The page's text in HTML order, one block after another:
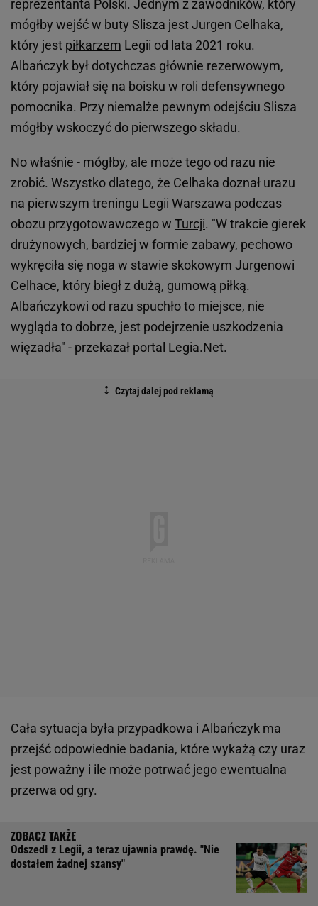
reprezentanta Polski. Jednym z zawodników, który
mógłby wejść w buty Slisza jest Jurgen Celhaka,
który jest piłkarzem Legii od lata 2021 roku.
Albańczyk był dotychczas głównie rezerwowym,
który pojawiał się na boisku w roli defensywnego
pomocnika. Przy niemalże pewnym odejściu Slisza
mógłby wskoczyć do pierwszego składu.
No właśnie - mógłby, ale może tego od razu nie
zrobić. Wszystko dlatego, że Celhaka doznał urazu
na pierwszym treningu Legii Warszawa podczas
obozu przygotowawczego w Turcji. "W trakcie gierek
drużynowych, bardziej w formie zabawy, pechowo
wykręciła się noga w stawie skokowym Jurgenowi
Celhace, który biegł z dużą, gumową piłką.
Albańczykowi od razu spuchło to miejsce, nie
wygląda to dobrze, jest podejrzenie uszkodzenia
więzadła" - przekazał portal Legia.Net.
Cała sytuacja była przypadkowa i Albańczyk ma
przejść odpowiednie badania, które wykażą czy uraz
jest poważny i ile może potrwać jego ewentualna
przerwa od gry.
Odszedł z Legii, a teraz ujawnia prawdę. "Nie
dostałem żadnej szansy"